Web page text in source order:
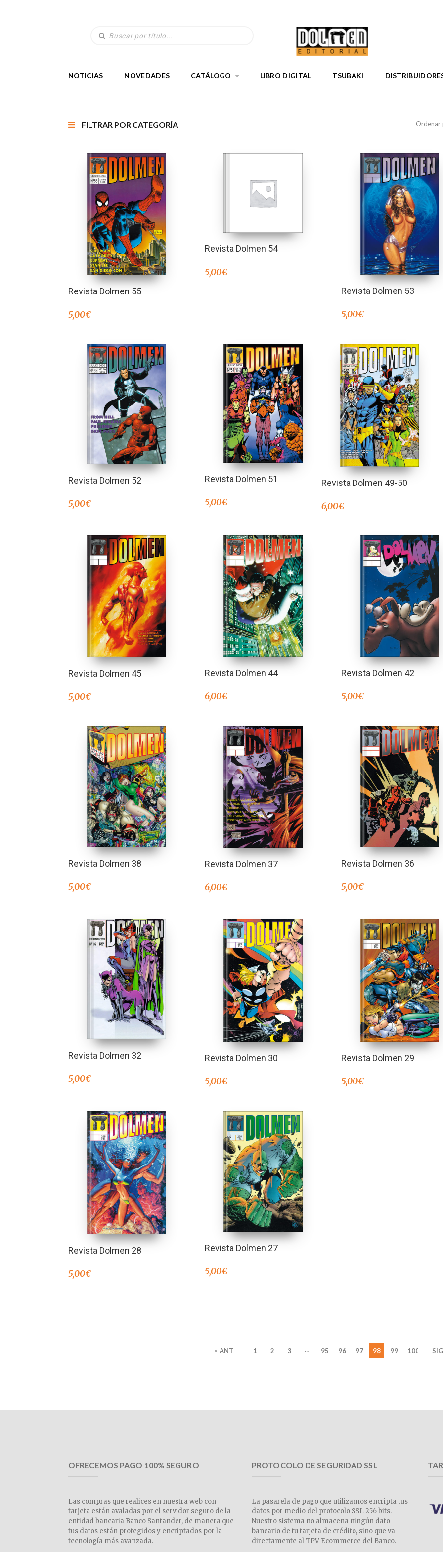
NOTICIAS NOVEDADES CATÁLOGO LIBRO DIGITAL TSUBAKI
FILTRAR POR CATEGORÍA Ordenar
Revista Dolmen 55
5,00€
Revista Dolmen 54
5,00€
Revista Dolmen 53
5,00€
Revista Dolmen 52
5,00€
Revista Dolmen 51
5,00€
Revista Dolmen 49-50
6,00€
Revista Dolmen 45
5,00€
Revista Dolmen 44
6,00€
Revista Dolmen 42
5,00€
Revista Dolmen 38
5,00€
Revista Dolmen 37
6,00€
Revista Dolmen 36
5,00€
Revista Dolmen 32
5,00€
Revista Dolmen 30
5,00€
Revista Dolmen 29
5,00€
Revista Dolmen 28
5,00€
Revista Dolmen 27
5,00€
< ANT 1 2 3 … 95 96 97 98 99 100
OFRECEMOS PAGO 100% SEGURO
Las compras que realices en nuestra web con
tarjeta están avaladas por el servidor seguro de la
entidad bancaria Banco Santander, de manera que
tus datos están protegidos y encriptados por la
tecnología más avanzada.
PROTOCOLO DE SEGURIDAD SSL
La pasarela de pago que utilizamos encripta tus
datos por medio del protocolo SSL 256 bits.
Nuestro sistema no almacena ningún dato
bancario de tu tarjeta de crédito, sino que va
directamente al TPV Ecommerce del Banco.